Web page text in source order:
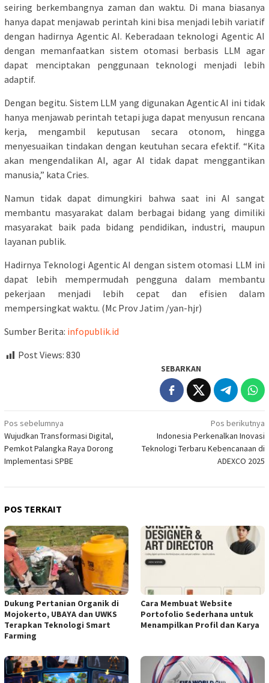
seiring berkembangnya zaman dan waktu. Di mana biasanya
hanya dapat menjawab perintah kini bisa menjadi lebih variatif
dengan hadirnya Agentic AI. Keberadaan teknologi Agentic AI
dengan memanfaatkan sistem otomasi berbasis LLM agar
dapat menciptakan penggunaan teknologi menjadi lebih
adaptif.
Dengan begitu. Sistem LLM yang digunakan Agentic AI ini tidak
hanya menjawab perintah tetapi juga dapat menyusun rencana
kerja, mengambil keputusan secara otonom, hingga
menyesuaikan tindakan dengan keutuhan secara efektif. “Kita
akan mengendalikan AI, agar AI tidak dapat menggantikan
manusia,” kata Cries.
Namun tidak dapat dimungkiri bahwa saat ini AI sangat
membantu masyarakat dalam berbagai bidang yang dimiliki
masyarakat baik pada bidang pendidikan, industri, maupun
layanan publik.
Hadirnya Teknologi Agentic AI dengan sistem otomasi LLM ini
dapat lebih mempermudah pengguna dalam membantu
pekerjaan menjadi lebih cepat dan efisien dalam
mempersingkat waktu. (Mc Prov Jatim /yan-hjr)
Sumber Berita: infopublik.id
Post Views: 830
SEBARKAN
Navigasi
pos
Pos sebelumnya
Wujudkan Transformasi Digital,
Pemkot Palangka Raya Dorong
Implementasi SPBE
Pos berikutnya
Indonesia Perkenalkan Inovasi
Teknologi Terbaru Kebencanaan di
ADEXCO 2025
POS TERKAIT
Dukung Pertanian Organik di
Mojokerto, UBAYA dan UWKS
Terapkan Teknologi Smart
Farming
Cara Membuat Website
Portofolio Sederhana untuk
Menampilkan Profil dan Karya